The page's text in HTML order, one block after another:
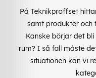
På Teknikproffset
samt produkter och
Kanske börjar det
rum? I så fall måste
situationen kan vi